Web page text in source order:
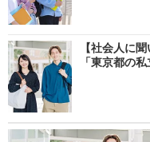
【社会人に
「東京都の